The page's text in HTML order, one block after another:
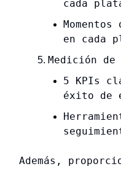
cada
en cada
Medición de
5 KPIs
éxito de
Además,